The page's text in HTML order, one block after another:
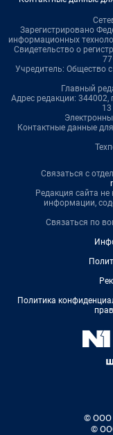
Зарегистрировано
информационных
Свидетельство о
Учредитель: Общество
Главный
Адрес редакции: 344002,
Контактные данные
Связаться с
Редакция сайта не
информации,
Связаться по
Политика
© ООО
©